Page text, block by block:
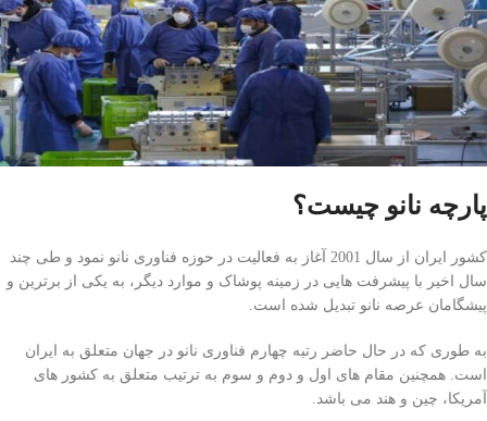
پارچه نانو چیست؟
کشور ایران از سال 2001 آغاز به فعالیت در حوزه فناوری نانو نمود و طی چند
سال اخیر با پیشرفت هایی در زمینه پوشاک و موارد دیگر، به یکی از برترین و
پیشگامان عرصه نانو تبدیل شده است.
به طوری که در حال حاضر رتبه چهارم فناوری نانو در جهان متعلق به ایران
است. همچنین مقام های اول و دوم و سوم به ترتیب متعلق به کشور های
آمریکا، چین و هند می باشد.